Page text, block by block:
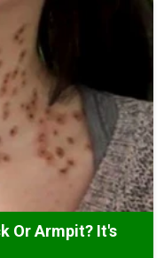
Or Armpit? It's